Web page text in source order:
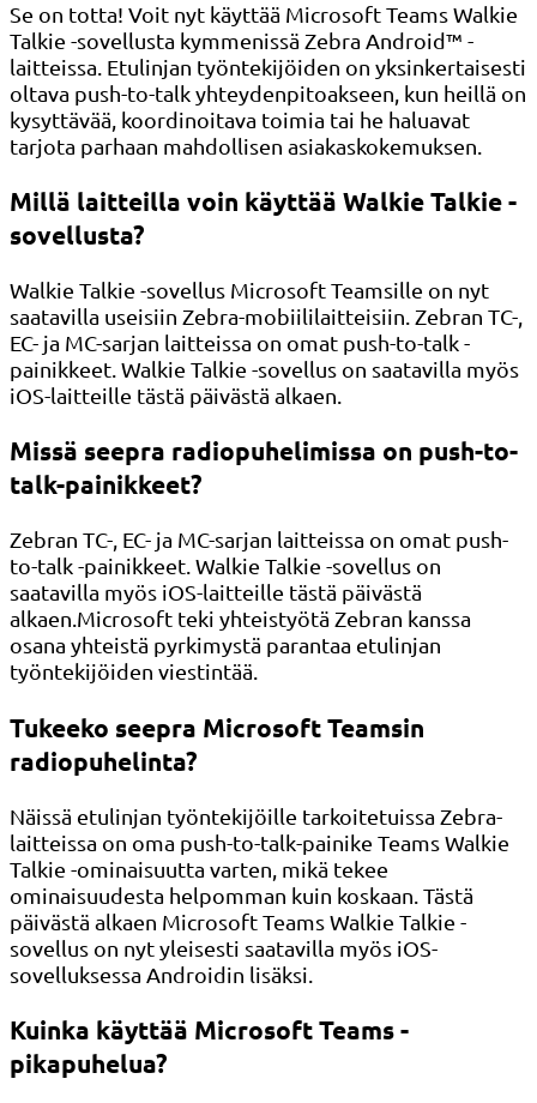
Se on totta! Voit nyt käyttää Microsoft Teams Walkie
Talkie -sovellusta kymmenissä Zebra Android™ -
laitteissa. Etulinjan työntekijöiden on yksinkertaisesti
oltava push-to-talk yhteydenpitoakseen, kun heillä on
kysyttävää, koordinoitava toimia tai he haluavat
tarjota parhaan mahdollisen asiakaskokemuksen.
Millä laitteilla voin käyttää Walkie Talkie -
sovellusta?
Walkie Talkie -sovellus Microsoft Teamsille on nyt
saatavilla useisiin Zebra-mobiililaitteisiin. Zebran TC-,
EC- ja MC-sarjan laitteissa on omat push-to-talk -
painikkeet. Walkie Talkie -sovellus on saatavilla myös
iOS-laitteille tästä päivästä alkaen.
Missä seepra radiopuhelimissa on push-to-
talk-painikkeet?
Zebran TC-, EC- ja MC-sarjan laitteissa on omat push-
to-talk -painikkeet. Walkie Talkie -sovellus on
saatavilla myös iOS-laitteille tästä päivästä
alkaen.Microsoft teki yhteistyötä Zebran kanssa
osana yhteistä pyrkimystä parantaa etulinjan
työntekijöiden viestintää.
Tukeeko seepra Microsoft Teamsin
radiopuhelinta?
Näissä etulinjan työntekijöille tarkoitetuissa Zebra-
laitteissa on oma push-to-talk-painike Teams Walkie
Talkie -ominaisuutta varten, mikä tekee
ominaisuudesta helpomman kuin koskaan. Tästä
päivästä alkaen Microsoft Teams Walkie Talkie -
sovellus on nyt yleisesti saatavilla myös iOS-
sovelluksessa Androidin lisäksi.
Kuinka käyttää Microsoft Teams -
pikapuhelua?